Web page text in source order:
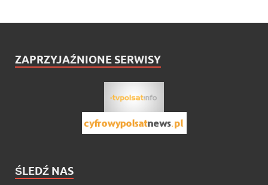
ZAPRZYJAŹNIONE SERWISY
ŚLEDŹ NAS